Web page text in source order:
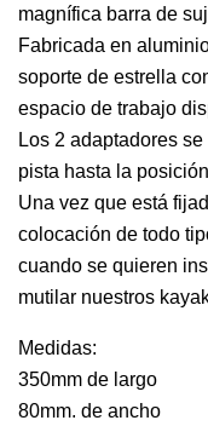
magnífica barra de
Fabricada en
soporte de estrella
espacio de trabajo
Los 2 adaptadores
pista hasta la
Una vez que está
colocación de todo
cuando se quieren
mutilar nuestros
Medidas:
350mm de largo
80mm. de ancho